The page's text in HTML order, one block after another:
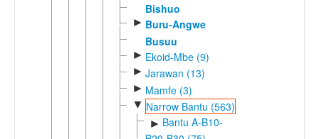
Bishuo
► Buru-Angwe
Busuu
► Ekoid-Mbe (9)
► Jarawan (13)
► Mamfe (3)
▼ Narrow Bantu (563)
► Bantu A-B10-